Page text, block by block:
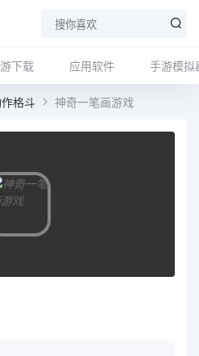
下载 应用软件 手游模拟
格斗 神奇一笔画游戏